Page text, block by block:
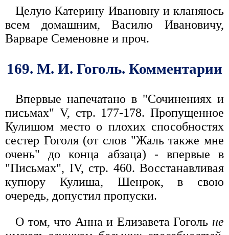
Целую Катерину Ивановну и кланяюсь
всем домашним, Василю Ивановичу,
Варваре Семеновне и проч.
169. М. И. Гоголь. Комментарии
Впервые напечатано в "Сочинениях и
письмах" V, стр. 177-178. Пропущенное
Кулишом место о плохих способностях
сестер Гоголя (от слов "Жаль также мне
очень" до конца абзаца) - впервые в
"Письмах", IV, стр. 460. Восстанавливая
купюру Кулиша, Шенрок, в свою
очередь, допустил пропуски.
О том, что Анна и Елизавета Гоголь не